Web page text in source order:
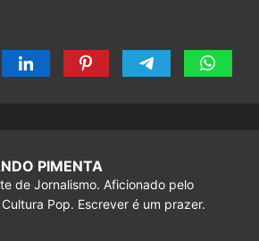
PIMENTA
de Jornalismo. Aficionado pelo
Pop. Escrever é um prazer.